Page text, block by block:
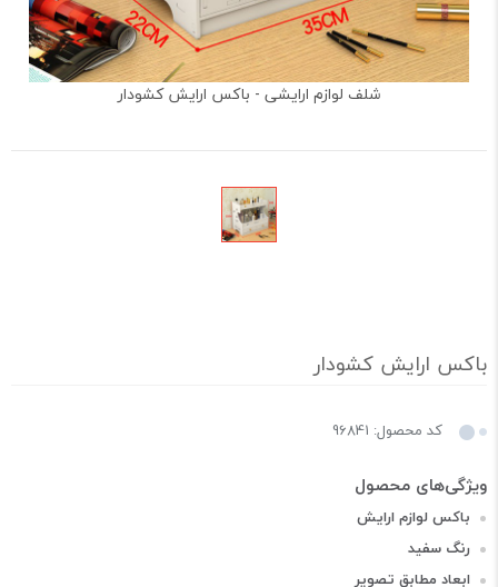
شلف لوازم ارایشی - باکس ارایش کشودار
باکس ارایش کشودار
کد محصول: 96841
باکس لوازم ارایش
رنگ سفید
ابعاد مطابق تصویر